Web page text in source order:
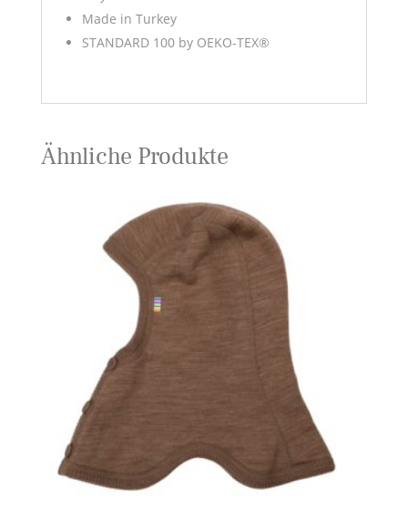
Made in Turkey
STANDARD 100 by OEKO-TEX®
Ähnliche Produkte